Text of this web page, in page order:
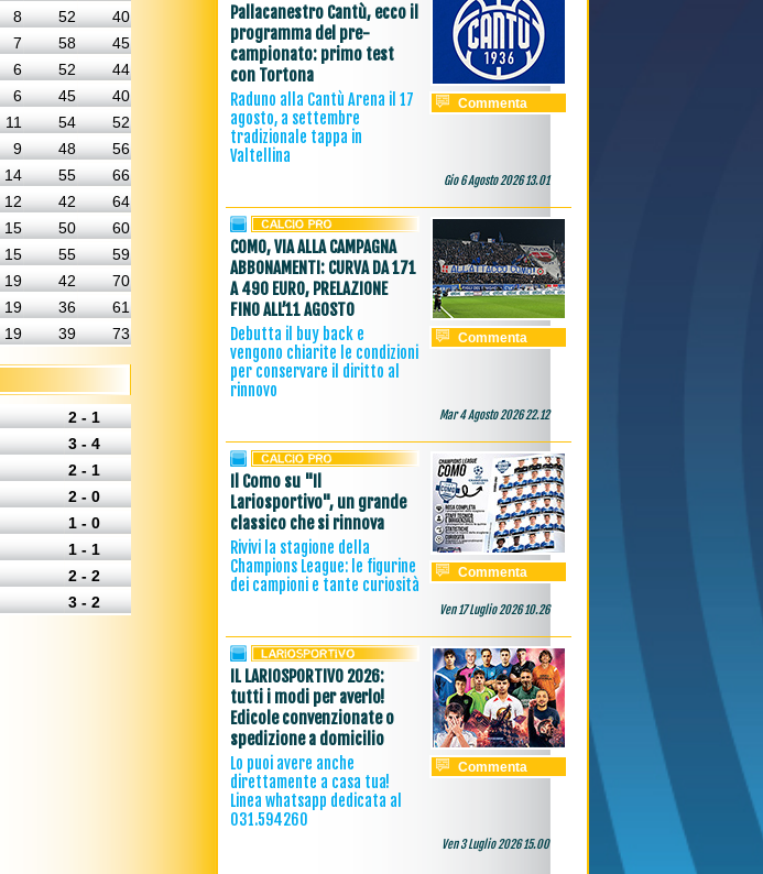
8 52
40
7 58
45
6 52
44
6 45
40
11 54
52
9 48
56
14 55
66
12 42
64
15 50
60
15 55
59
19 42
70
19 36
61
19 39 73
2 - 1
3 - 4
2 - 1
2 - 0
1 - 0
1 - 1
2 - 2
3 - 2
Pallacanestro Cantù, ecco il
programma del pre-
campionato: primo test
con Tortona
Raduno alla Cantù Arena il 17
agosto, a settembre
tradizionale tappa in
Valtellina
Commenta
Gio 6 Agosto 2026 13.01
COMO, VIA ALLA CAMPAGNA
ABBONAMENTI: CURVA DA 171
A 490 EURO, PRELAZIONE
FINO ALL’11 AGOSTO
Debutta il buy back e
vengono chiarite le condizioni
per conservare il diritto al
rinnovo
Commenta
Mar 4 Agosto 2026 22.12
Il Como su "Il
Lariosportivo", un grande
classico che si rinnova
Rivivi la stagione della
Champions League: le figurine
dei campioni e tante curiosità
Commenta
Ven 17 Luglio 2026 10.26
IL LARIOSPORTIVO 2026:
tutti i modi per averlo!
Edicole convenzionate o
spedizione a domicilio
Lo puoi avere anche
direttamente a casa tua!
Linea whatsapp dedicata al
031.594260
Commenta
Ven 3 Luglio 2026 15.00